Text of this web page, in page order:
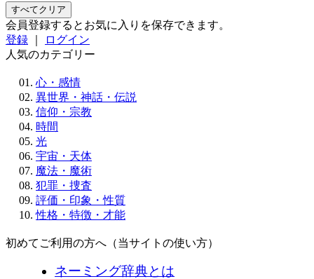
すべてクリア
会員登録するとお気に入りを保存できます。
登録
ログイン
人気のカテゴリー
心・感情
異世界・神話・伝説
信仰・宗教
時間
光
宇宙・天体
魔法・魔術
犯罪・捜査
評価・印象・性質
性格・特徴・才能
初めてご利用の方へ（当サイトの使い方）
ネーミング辞典とは